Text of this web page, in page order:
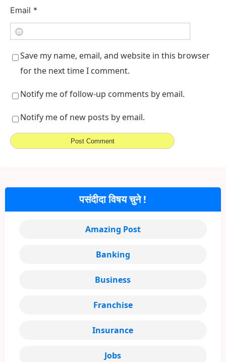
Email *
Save my name, email, and website in this browser
for the next time I comment.
Notify me of follow-up comments by email.
Notify me of new posts by email.
पसंदीदा विषय चुने !
Amazing Post
Banking
Business
Franchise
Insurance
Jobs